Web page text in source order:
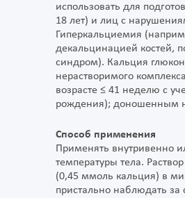
использовать для
18 лет) и лиц с
Гиперкальциемия
декальцинацией костей,
синдром). Кальция
нерастворимого
возрасте ≤ 41 неделю с
рождения); доношенным
Способ применения
Применять внутривенно
температуры тела.
(0,45 ммоль кальция) в
пристально наблюдать